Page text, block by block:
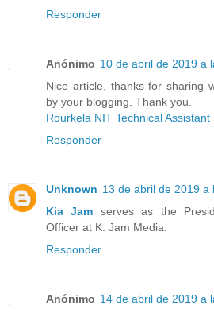
Responder
Anónimo 10 de abril de 2019 a
Nice article, thanks for sharing
by your blogging. Thank you.
Rourkela NIT Technical
Responder
Unknown 13 de abril de 2019 a
Kia Jam
serves as the
Officer at K. Jam Media.
Responder
Anónimo 14 de abril de 2019 a